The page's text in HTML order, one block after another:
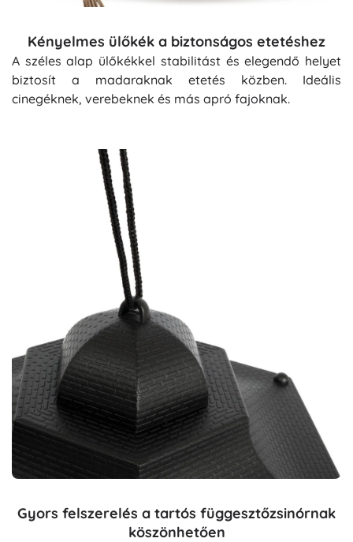
Kényelmes ülőkék a biztonságos etetéshez
A széles alap ülőkékkel stabilitást és elegendő helyet
biztosít a madaraknak etetés közben. Ideális
cinegéknek, verebeknek és más apró fajoknak.
Gyors felszerelés a tartós függesztőzsinórnak
köszönhetően